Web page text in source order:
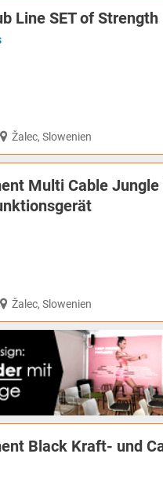
Line SET of
Žalec, Slowenien
Multi Cable
Žalec, Slowenien
Black Kraft- und